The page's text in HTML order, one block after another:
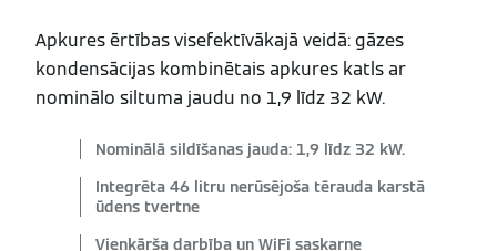
Apkures ērtības visefektīvākajā veidā: gāzes
kondensācijas kombinētais apkures katls ar
nominālo siltuma jaudu no 1,9 līdz 32 kW.
Nominālā sildīšanas jauda: 1,9 līdz 32 kW.
Integrēta 46 litru nerūsējoša tērauda karstā
ūdens tvertne
Vienkārša darbība un WiFi saskarne